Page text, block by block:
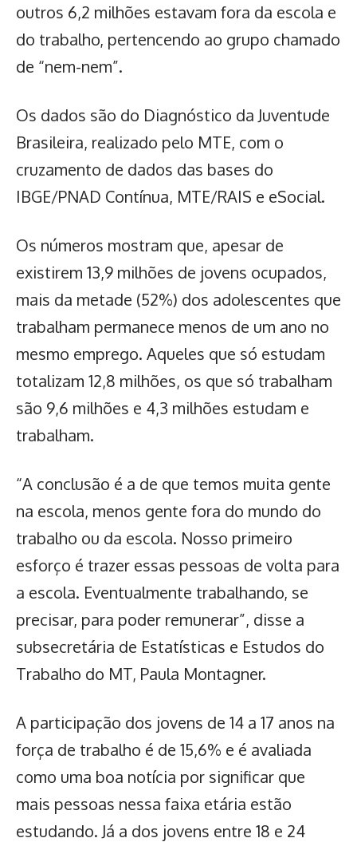
outros 6,2 milhões estavam fora da escola e
do trabalho, pertencendo ao grupo chamado
de “nem-nem”.
Os dados são do Diagnóstico da Juventude
Brasileira, realizado pelo MTE, com o
cruzamento de dados das bases do
IBGE/PNAD Contínua, MTE/RAIS e eSocial.
Os números mostram que, apesar de
existirem 13,9 milhões de jovens ocupados,
mais da metade (52%) dos adolescentes que
trabalham permanece menos de um ano no
mesmo emprego. Aqueles que só estudam
totalizam 12,8 milhões, os que só trabalham
são 9,6 milhões e 4,3 milhões estudam e
trabalham.
“A conclusão é a de que temos muita gente
na escola, menos gente fora do mundo do
trabalho ou da escola. Nosso primeiro
esforço é trazer essas pessoas de volta para
a escola. Eventualmente trabalhando, se
precisar, para poder remunerar”, disse a
subsecretária de Estatísticas e Estudos do
Trabalho do MT, Paula Montagner.
A participação dos jovens de 14 a 17 anos na
força de trabalho é de 15,6% e é avaliada
como uma boa notícia por significar que
mais pessoas nessa faixa etária estão
estudando. Já a dos jovens entre 18 e 24